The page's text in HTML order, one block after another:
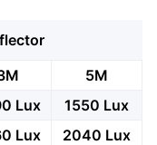
5M
Lux
1550 Lux
Lux
2040 Lux